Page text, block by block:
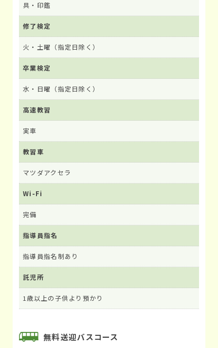
具・印鑑
修了検定
火・土曜（指定日除く）
卒業検定
水・日曜（指定日除く）
高速教習
実車
教習車
マツダアクセラ
Wi-Fi
完備
指導員指名
指導員指名制あり
託児所
1歳以上の子供より預かり
無料送迎バスコース